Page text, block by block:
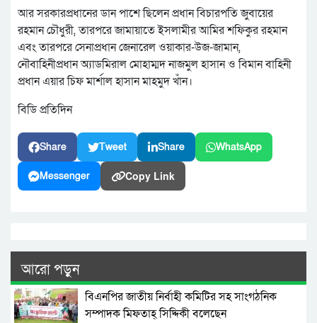
আর সরকারপ্রধানের ডান পাশে ছিলেন প্রধান বিচারপতি জুবায়ের
রহমান চৌধুরী, তারপরে জামায়াতে ইসলামীর আমির শফিকুর রহমান
এবং তারপরে সেনাপ্রধান জেনারেল ওয়াকার-উজ-জামান,
নৌবাহিনীপ্রধান অ্যাডমিরাল মোহাম্মদ নাজমুল হাসান ও বিমান বাহিনী
প্রধান এয়ার চিফ মার্শাল হাসান মাহমুদ খাঁন।
বিডি প্রতিদিন
Share Tweet Share WhatsApp
Messenger Copy Link
আরো পড়ুন
বিএনপির জাতীয় নির্বাহী কমিটির সহ সাংগঠনিক
সম্পাদক মিফতাহ্ সিদ্দিকী বলেছেন